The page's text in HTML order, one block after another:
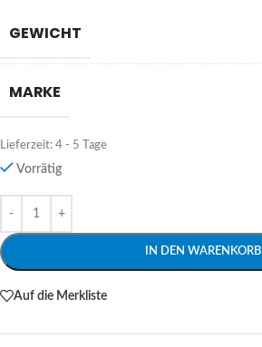
GEWICHT
MARKE
Lieferzeit: 4 - 5 Tage
Vorrätig
IN DEN WARENKORB
Alternative:
Auf die Merkliste